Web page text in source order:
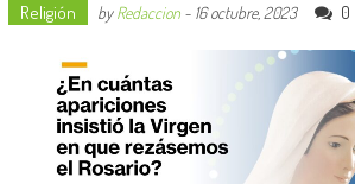
Religión byRedaccion- 16 octubre, 2023 0